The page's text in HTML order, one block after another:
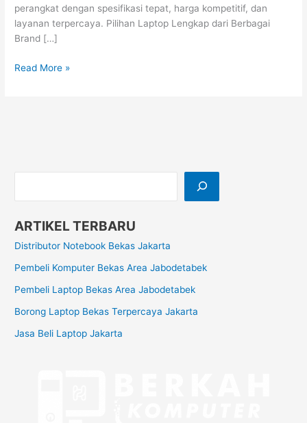
perangkat dengan spesifikasi tepat, harga kompetitif, dan
layanan terpercaya. Pilihan Laptop Lengkap dari Berbagai
Brand […]
Read More »
ARTIKEL TERBARU
Distributor Notebook Bekas Jakarta
Pembeli Komputer Bekas Area Jabodetabek
Pembeli Laptop Bekas Area Jabodetabek
Borong Laptop Bekas Terpercaya Jakarta
Jasa Beli Laptop Jakarta